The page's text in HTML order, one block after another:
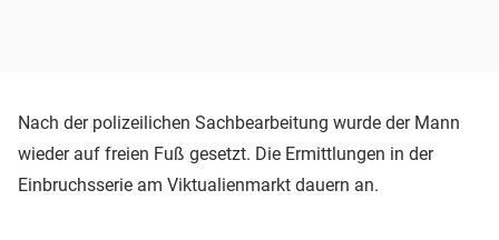
Nach der polizeilichen Sachbearbeitung wurde der Mann
wieder auf freien Fuß gesetzt. Die Ermittlungen in der
Einbruchsserie am Viktualienmarkt dauern an.